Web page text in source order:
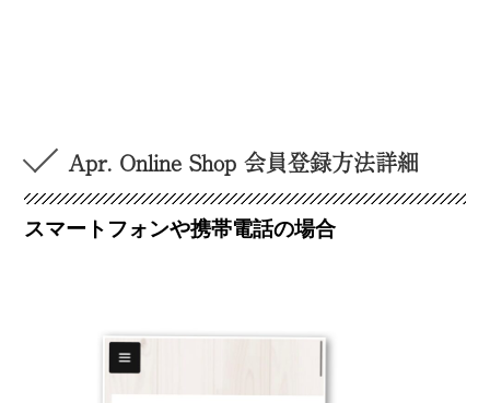
Apr. Online Shop 会員登録方法詳細
スマートフォンや携帯電話の場合